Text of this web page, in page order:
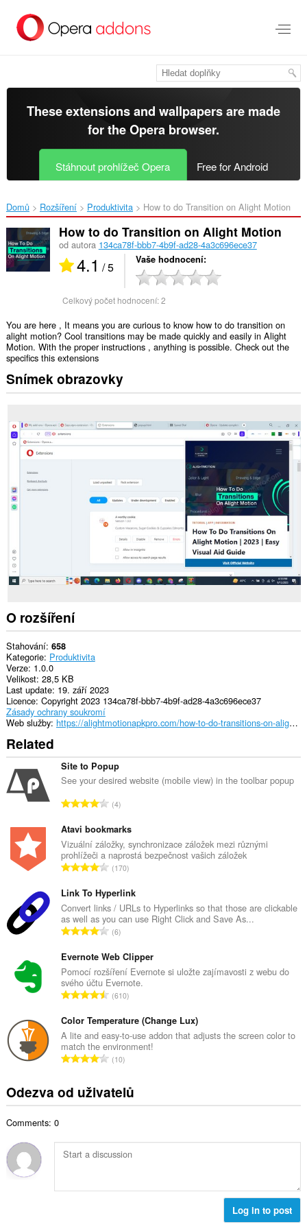
přímo
These extensions and wallpapers are made
for theOpera browser.
Stáhnout prohlížeč Opera Free for Android
Domů Rozšíření Produktivita How to do Transition on Alight Motion‎
How to do Transition on Alight Motion
od autora 134ca78f-bbb7-4b9f-ad28-4a3c696ece37
4.1 / 5 Vaše hodnocení
Celkový počet hodnocení:2
You are here , It means you are curious to know how to do transition on
alight motion? Cool transitions may be made quickly and easily in Alight
Motion. With the proper instructions , anything is possible. Check out the
specifics this extensions
Snímek obrazovky
O rozšíření
Stahování 658
Kategorie Produktivita
Verze 1.0.0
Velikost 28,5 KB
Last update 19. září 2023
Licence Copyright 2023 134ca78f-bbb7-4b9f-ad28-4a3c696ece37
Zásady ochrany soukromí
Web služby
https://alightmotionapkpro.com/how-to-do-transitions-on-alight-motion/
Related
Site to Popup
See your desired website (mobile view) in the toolbar popup
C
l
k
o
v
p
o
č
e
t
h
o
d
o
c
e
n
:
4
Atavi bookmarks
Vizuální záložky, synchronizace záložek mezi různými
prohlížeči a naprostá bezpečnost vašich záložek
C
l
k
o
v
p
o
č
e
t
h
o
d
o
c
í
:
170
Link To Hyperlink
Convert links / URLs to Hyperlinks so that those are clickable
as well as you can use Right Click and Save As...
C
l
k
o
v
p
o
č
e
h
o
o
n
6
Evernote Web Clipper
Pomocí rozšíření Evernote si uložte zajímavosti z webu do
svého účtu Evernote.
C
l
k
o
v
p
o
t
h
610
Color Temperature (Change Lux)
A lite and easy-to-use addon that adjusts the screen color to
match the environment!
C
k
ý
p
e
10
Odezva od uživatelů
Comments: 0
Log in to post